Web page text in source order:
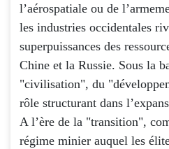
l’aérospatiale ou de
les industries occidentales
superpuissances des
Chine et la Russie. Sous la
"civilisation", du
rôle structurant dans
A l’ère de la "transition",
régime minier auquel les